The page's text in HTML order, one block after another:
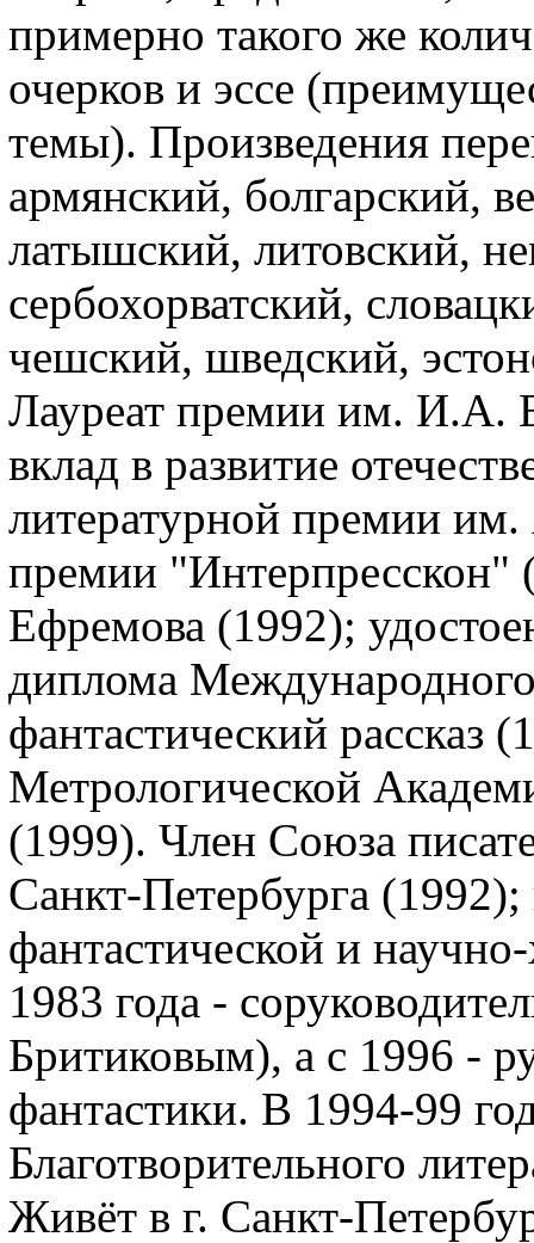
примерно такого же
очерков и эссе
темы). Произведения
армянский, болгарский,
латышский, литовский,
сербохорватский,
чешский, шведский,
Лауреат премии им. И.А.
вклад в развитие
литературной премии
премии
Ефремова (1992);
диплома
фантастический рассказ
Метрологической
(1999). Член Союза
Санкт-Петербурга (1992);
фантастической и
1983 года -
Бритиковым), а с 1996 -
фантастики. В 1994-99
Благотворительного
Живёт в г. Санкт-